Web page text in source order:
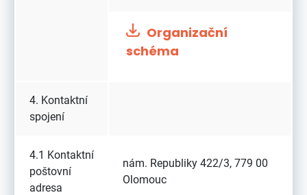
Organizační
schéma
4. Kontaktní
spojení
4.1 Kontaktní
poštovní
adresa
nám. Republiky 422/3, 779 00
Olomouc